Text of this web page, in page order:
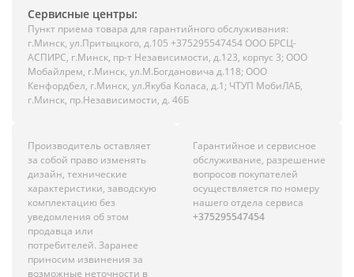
Сервисные центры:
Пункт приема товара для гарантийного обслуживания:
г.Минск, ул.Притыцкого, д.105 +375295547454 ООО БРСЦ-
АСПИРС, г.Минск, пр-т Независимости, д.123, корпус 3; ООО
Мобайлрем, г.Минск, ул.М.Богдановича д.118; ООО
Кенфордбел, г.Минск, ул.Якуба Коласа, д.1; ЧТУП МобиЛАБ,
г.Минск, пр.Независимости, д. 46Б
Производитель оставляет
за собой право изменять
дизайн, технические
характеристики, заводскую
комплектацию без
уведомления об этом
продавца или
потребителей. Заранее
приносим извинения за
возможные неточности в
Гарантийное и сервисное
обслуживание, разрешение
вопросов покупателей
осуществляется по номеру
нашего отдела сервиса
+375295547454